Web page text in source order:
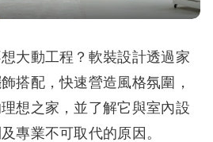
大動工程？軟裝設計透過家
搭配，快速營造風格氛圍，
想之家，並了解它與室內設
專業不可取代的原因。